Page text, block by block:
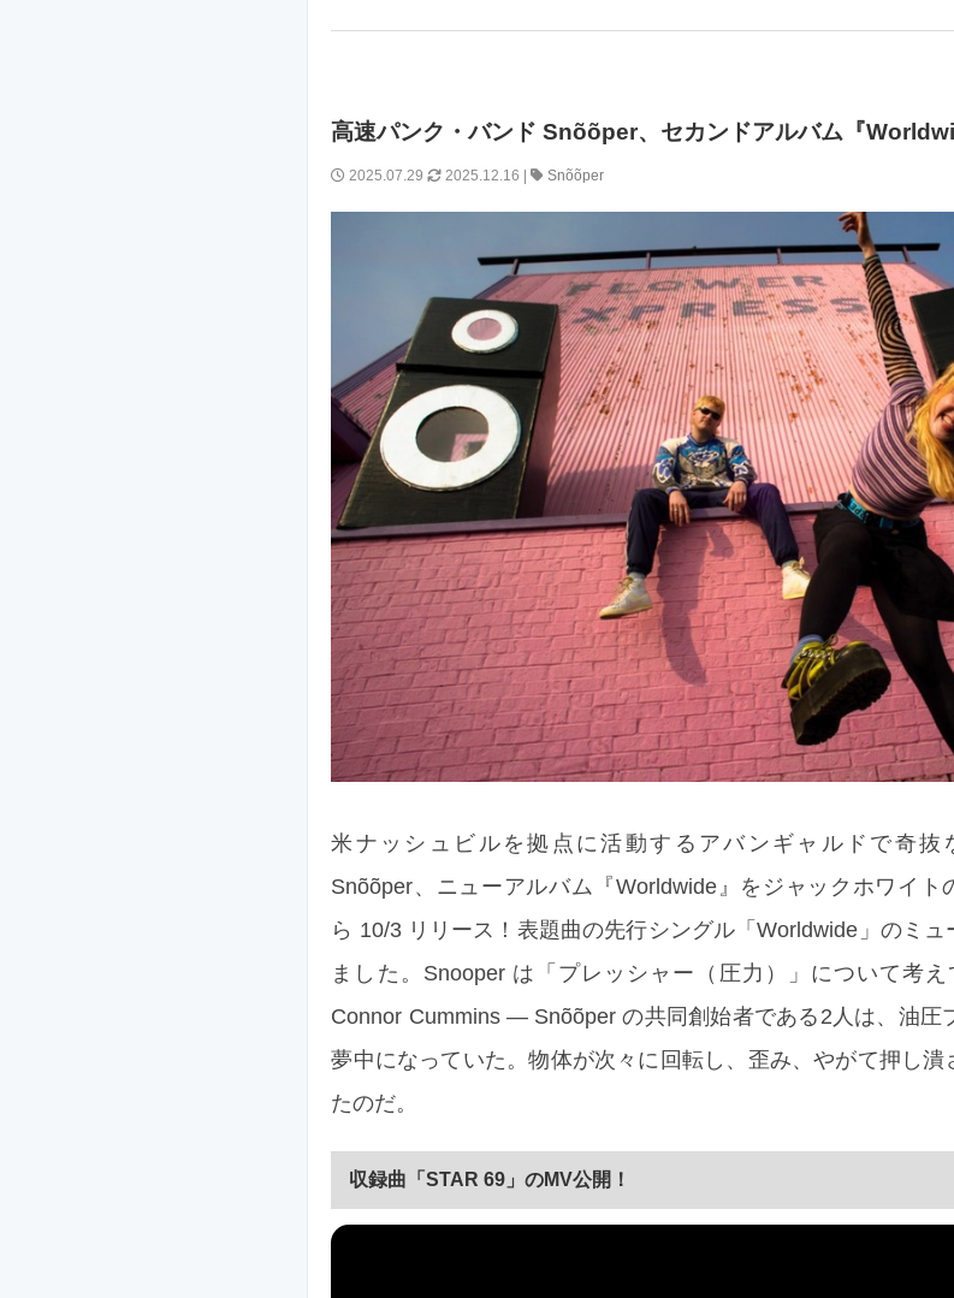
高速パンク・バンド Snõõper、セカンドアルバム『
2025.07.29 2025.12.16 | Snõõper
米ナッシュビルを拠点に活動するアバンギャルドで奇抜
Snõõper、ニューアルバム『Worldwide』をジャックホワイト
ら 10/3 リリース！表題曲の先行シングル「Worldwide」のミュ
ました。Snooper は「プレッシャー（圧力）」について考え
Connor Cummins ― Snõõper の共同創始者である2人は、油圧
夢中になっていた。物体が次々に回転し、歪み、やがて押し潰
たのだ。
収録曲「STAR 69」のMV公開！